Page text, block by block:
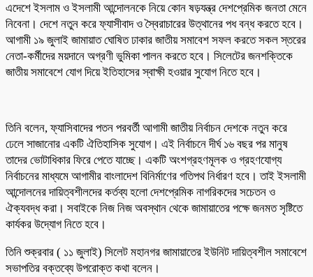
এদেশে ইসলাম ও ইসলামী আন্দোলনকে নিয়ে কোন ষড়যন্ত্র দেশপ্রেমিক জনতা মেনে
নিবেনা। দেশে নতুন করে ফ্যাসীবাদ ও স্বৈরাচারের উত্থানের পধ বন্ধ করতে হবে।
আগামী ১৯ জুলাই জামায়াত ঘোষিত ঢাকার জাতীয় সমাবেশ সফল করতে সকল স্তরের
নেতা-কর্মীদের ময়দানে অগ্রণী ভুমিকা পালন করতে হবে। সিলেটের জনশক্তিকে
জাতীয় সমাবেশে যোগ দিয়ে ইতিহাসের স্বাক্ষী হওয়ার সুযোগ নিতে হবে।
তিনি বলেন, ফ্যাসিবাদের পতন পরবর্তী আগামী জাতীয় নির্বাচন দেশকে নতুন করে
ঢেলে সাজানোর একটি ঐতিহাসিক সুযোগ। এই নির্বাচনে দীর্ঘ ১৬ বছর পর মানুষ
তাদের ভোটাধিকার ফিরে পেতে যাচ্ছে। একটি অংশগ্রহণমূলক ও গ্রহণযোগ্য
নির্বাচনের মাধ্যমে আগামীর বাংলাদেশ বিনির্মাণের গতিপথ নির্ধারণ হবে। তাই ইসলামী
আন্দোলনের দায়িত্বশীলদের কর্তব্য হলো দেশপ্রেমিক নাগরিকদের সচেতন ও
ঐক্যবদ্ধ করা। সবাইকে নিজ নিজ অবস্থান থেকে জামায়াতের পক্ষে জনমত সৃষ্টিতে
কার্যকর উদ্যোগ নিতে হবে।
তিনি শুক্রবার ( ১১ জুলাই) সিলেট মহানগর জামায়াতের ইউনিট দায়িত্বশীল সমাবেশে
সভাপতির বক্তব্যে উপরোক্ত কথা বলেন।